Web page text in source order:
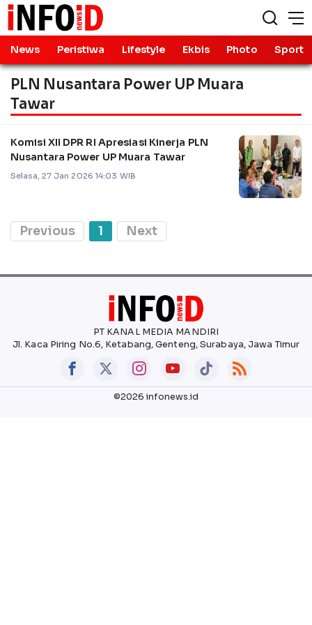
News Peristiwa Lifestyle Ekbis Photo Sport
PLN Nusantara Power UP Muara
Tawar
Komisi XII DPR RI Apresiasi Kinerja PLN
Nusantara Power UP Muara Tawar
Selasa, 27 Jan 2026 14:03 WIB
Previous 1 Next
PT KANAL MEDIA MANDIRI
Jl. Kaca Piring No.6, Ketabang, Genteng, Surabaya, Jawa Timur
©2026 infonews.id